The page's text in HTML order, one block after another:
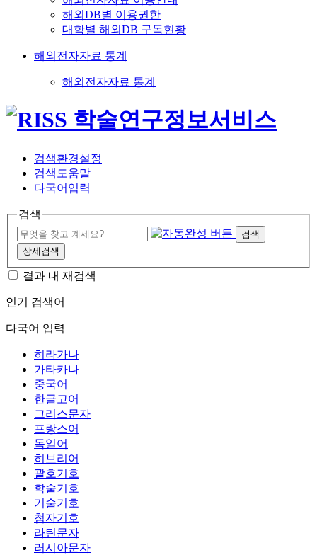
해외DB별 이용권한
대학별 해외DB 구독현황
해외전자자료 통계
해외전자자료 통계
검색환경설정
검색도움말
다국어입력
검색
검색
상세검색
결과 내 재검색
인기 검색어
다국어 입력
히라가나
가타카나
중국어
한글고어
그리스문자
프랑스어
독일어
히브리어
괄호기호
학술기호
기술기호
첨자기호
라틴문자
러시아문자